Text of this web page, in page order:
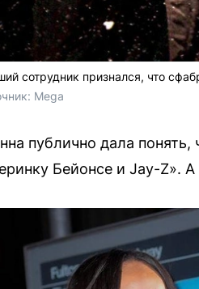
сотрудник признался, что
Mega
публично дала
Бейонсе и Jay-Z».